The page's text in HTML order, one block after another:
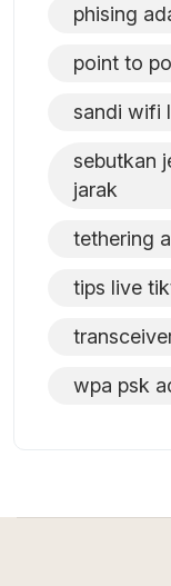
phising
point to
sandi wifi
sebutkan
jarak
tethering
tips live
wpa psk